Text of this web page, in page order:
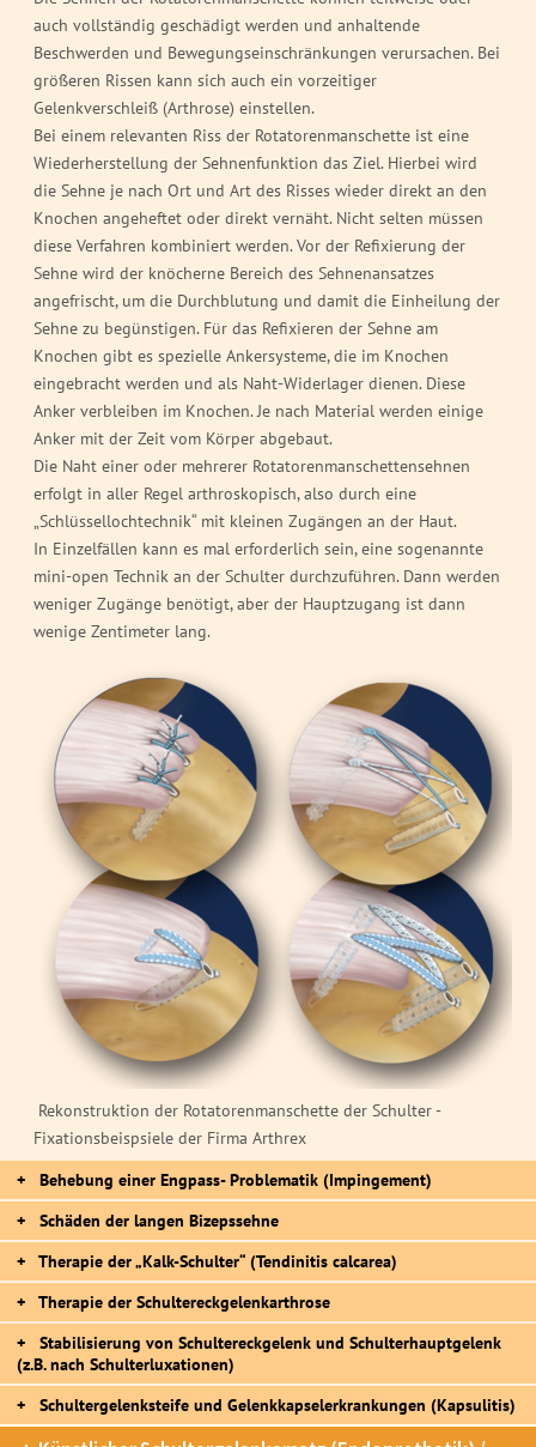
auch vollständig geschädigt werden und anhaltende
Beschwerden und Bewegungseinschränkungen verursachen. Bei
größeren Rissen kann sich auch ein vorzeitiger
Gelenkverschleiß (Arthrose) einstellen.
Bei einem relevanten Riss der Rotatorenmanschette ist eine
Wiederherstellung der Sehnenfunktion das Ziel. Hierbei wird
die Sehne je nach Ort und Art des Risses wieder direkt an den
Knochen angeheftet oder direkt vernäht. Nicht selten müssen
diese Verfahren kombiniert werden. Vor der Refixierung der
Sehne wird der knöcherne Bereich des Sehnenansatzes
angefrischt, um die Durchblutung und damit die Einheilung der
Sehne zu begünstigen. Für das Refixieren der Sehne am
Knochen gibt es spezielle Ankersysteme, die im Knochen
eingebracht werden und als Naht-Widerlager dienen. Diese
Anker verbleiben im Knochen. Je nach Material werden einige
Anker mit der Zeit vom Körper abgebaut.
Die Naht einer oder mehrerer Rotatorenmanschettensehnen
erfolgt in aller Regel arthroskopisch, also durch eine
„Schlüssellochtechnik“ mit kleinen Zugängen an der Haut.
In Einzelfällen kann es mal erforderlich sein, eine sogenannte
mini-open Technik an der Schulter durchzuführen. Dann werden
weniger Zugänge benötigt, aber der Hauptzugang ist dann
wenige Zentimeter lang.
Rekonstruktion der Rotatorenmanschette der Schulter -
Fixationsbeispsiele der Firma Arthrex
Behebung einer Engpass- Problematik (Impingement)
Schäden der langen Bizepssehne
Therapie der „Kalk-Schulter“ (Tendinitis calcarea)
Therapie der Schultereckgelenkarthrose
Stabilisierung von Schultereckgelenk und Schulterhauptgelenk
(z.B. nach Schulterluxationen)
Schultergelenksteife und Gelenkkapselerkrankungen (Kapsulitis)